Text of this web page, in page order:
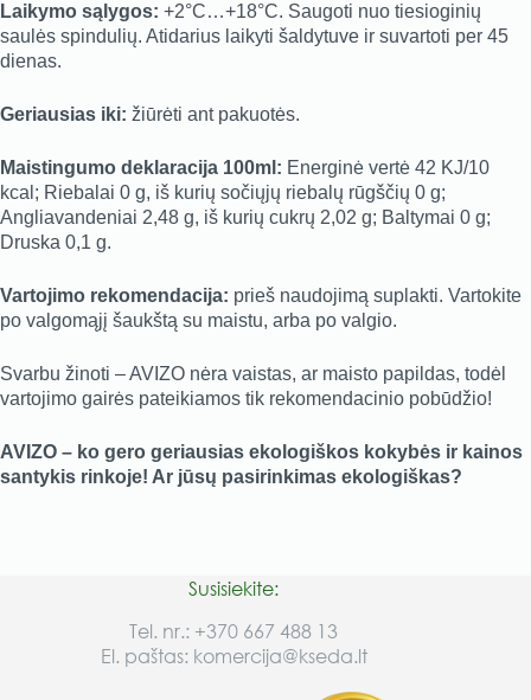
Laikymo sąlygos: +2°C…+18°C. Saugoti nuo tiesioginių
saulės spindulių. Atidarius laikyti šaldytuve ir suvartoti per 45
dienas.
Geriausias iki: žiūrėti ant pakuotės.
Maistingumo deklaracija 100ml: Energinė vertė 42 KJ/10
kcal; Riebalai 0 g, iš kurių sočiųjų riebalų rūgščių 0 g;
Angliavandeniai 2,48 g, iš kurių cukrų 2,02 g; Baltymai 0 g;
Druska 0,1 g.
Vartojimo rekomendacija: prieš naudojimą suplakti. Vartokite
po valgomąjį šaukštą su maistu, arba po valgio.
Svarbu žinoti – AVIZO nėra vaistas, ar maisto papildas, todėl
vartojimo gairės pateikiamos tik rekomendacinio pobūdžio!
AVIZO – ko gero geriausias ekologiškos kokybės ir kainos
santykis rinkoje! Ar jūsų pasirinkimas ekologiškas?
Susisiekite:
Tel. nr.: +370 667 488 13
El. paštas: komercija@kseda.lt